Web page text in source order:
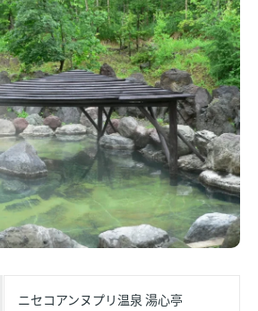
ニセコアンヌプリ温泉 湯心亭